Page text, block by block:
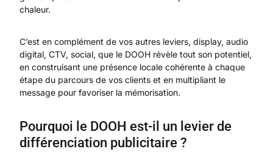
chaleur.
C’est en complément de vos autres leviers, display, audio
digital, CTV, social, que le DOOH révèle tout son potentiel,
en construisant une présence locale cohérente à chaque
étape du parcours de vos clients et en multipliant le
message pour favoriser la mémorisation.
Pourquoi le DOOH est-il un levier de
différenciation publicitaire ?